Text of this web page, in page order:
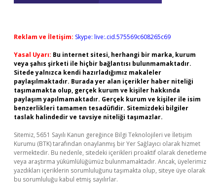
Reklam ve İletişim: Skype: live:.cid.575569c608265c69
Yasal Uyarı: Bu internet sitesi, herhangi bir marka, kurum
veya şahıs şirketi ile hiçbir bağlantısı bulunmamaktadır.
Sitede yalnızca kendi hazırladığımız makaleler
paylaşılmaktadır. Burada yer alan içerikler haber niteliği
taşımamakta olup, gerçek kurum ve kişiler hakkında
paylaşım yapılmamaktadır. Gerçek kurum ve kişiler ile isim
benzerlikleri tamamen tesadüfidir. Sitemizdeki bilgiler
taslak halindedir ve tavsiye niteliği taşımazlar.
Sitemiz, 5651 Sayılı Kanun gereğince Bilgi Teknolojileri ve İletişim
Kurumu (BTK) tarafından onaylanmış bir Yer Sağlayıcı olarak hizmet
vermektedir. Bu nedenle, sitedeki içerikleri proaktif olarak denetleme
veya araştırma yükümlülüğümüz bulunmamaktadır. Ancak, üyelerimiz
yazdıkları içeriklerin sorumluluğunu taşımakta olup, siteye üye olarak
bu sorumluluğu kabul etmiş sayılırlar.